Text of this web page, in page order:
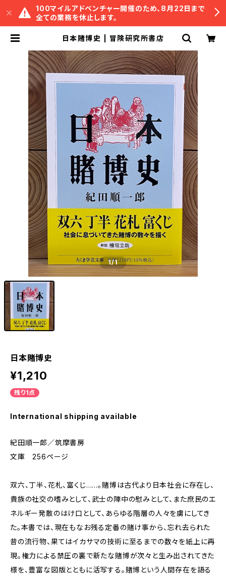
100マイルアドベンチャー開催のため、8月22日まで
全ての業務を休止します。
日本賭博史 | 冒険研究所書店
1/1
日本賭博史
¥1,210
残り1点
International shipping available
紀田順一郎／筑摩書房
文庫 256ページ
双六、丁半、花札、富くじ……。賭博は古代より日本社会に存在し、
貴族の社交の嗜みとして、武士の陣中の慰みとして、また庶民のエ
ネルギー発散のはけ口として、あらゆる階層の人々を虜にしてき
た。本書では、現在もなお残る定番の賭け事から、忘れ去られた
昔の流行物、果てはイカサマの技術に至るまでの数々を紙上に再
現。権力による禁圧の裏で新たな賭博が次々と生み出されてきた
様を、豊富な図版とともに活写する。賭博という人間存在を語る